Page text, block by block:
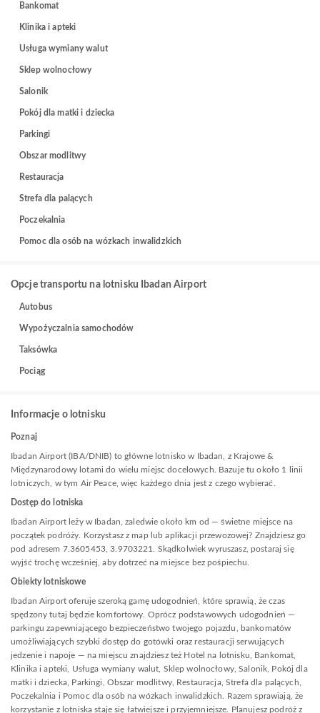
Bankomat
Klinika i apteki
Usługa wymiany walut
Sklep wolnocłowy
Salonik
Pokój dla matki i dziecka
Parkingi
Obszar modlitwy
Restauracja
Strefa dla palących
Poczekalnia
Pomoc dla osób na wózkach inwalidzkich
Opcje transportu na lotnisku Ibadan Airport
Autobus
Wypożyczalnia samochodów
Taksówka
Pociąg
Informacje o lotnisku
Poznaj
Ibadan Airport (IBA/DNIB) to główne lotnisko w Ibadan, z Krajowe &
Międzynarodowy lotami do wielu miejsc docelowych. Bazuje tu około 1 linii
lotniczych, w tym Air Peace, więc każdego dnia jest z czego wybierać.
Dostęp do lotniska
Ibadan Airport leży w Ibadan, zaledwie około km od — świetne miejsce na
początek podróży. Korzystasz z map lub aplikacji przewozowej? Znajdziesz go
pod adresem 7.3605453, 3.9703221. Skądkolwiek wyruszasz, postaraj się
wyjść trochę wcześniej, aby dotrzeć na miejsce bez pośpiechu.
Obiekty lotniskowe
Ibadan Airport oferuje szeroką gamę udogodnień, które sprawią, że czas
spędzony tutaj będzie komfortowy. Oprócz podstawowych udogodnień —
parkingu zapewniającego bezpieczeństwo twojego pojazdu, bankomatów
umożliwiających szybki dostęp do gotówki oraz restauracji serwujących
jedzenie i napoje — na miejscu znajdziesz też Hotel na lotnisku, Bankomat,
Klinika i apteki, Usługa wymiany walut, Sklep wolnocłowy, Salonik, Pokój dla
matki i dziecka, Parkingi, Obszar modlitwy, Restauracja, Strefa dla palących,
Poczekalnia i Pomoc dla osób na wózkach inwalidzkich. Razem sprawiają, że
korzystanie z lotniska staje się łatwiejsze i przyjemniejsze. Planujesz podróż z